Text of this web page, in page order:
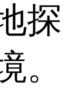
探
。